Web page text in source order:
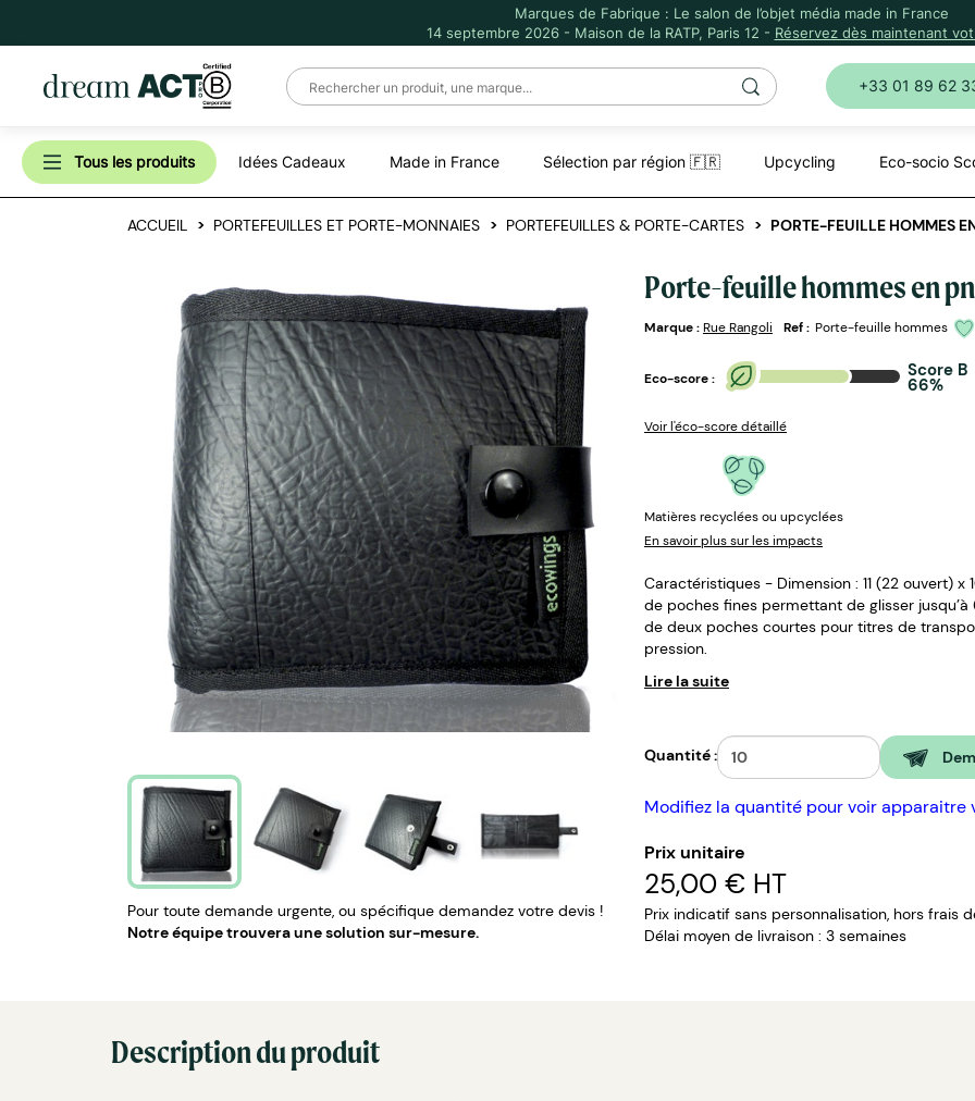
Marques de Fabrique : Le salon de l’objet média made in France
14 septembre 2026 - Maison de la RATP, Paris 12 - Réservez dès maintenant
+33 01 89 62
Tous les produits Idées Cadeaux Made in France Sélection par région 🇫🇷 Upcycling Eco-socio
ACCUEIL PORTEFEUILLES ET PORTE-MONNAIES PORTEFEUILLES & PORTE-CARTES PORTE-FEUILLE HOMMES
Pour toute demande urgente, ou spécifique demandez votre devis !
Notre équipe trouvera une solution sur-mesure.
Porte-feuille hommes en
Marque :Rue Rangoli Ref : Porte-feuille hommes
Eco-score : Score B
66%
Voir l'éco-score détaillé
Matières recyclées ou upcyclées
En savoir plus sur les impacts
Caractéristiques - Dimension : 11 (22 ouvert)
de poches fines permettant de glisser
de deux poches courtes pour titres de
pression.
Lire la suite
Quantité :
Modifiez la quantité pour voir apparaitre
Prix unitaire
25,00 € HT
Prix indicatif sans personnalisation, hors frais
Délai moyen de livraison : 3 semaines
Description du produit